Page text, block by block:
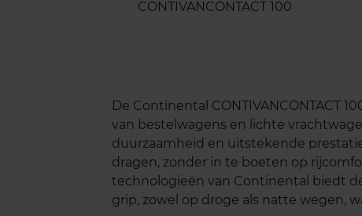
De Continental CONTIVANCONTACT
van bestelwagens en lichte
duurzaamheid en uitstekende
dragen, zonder in te boeten op
technologieën van Continental biedt
grip, zowel op droge als natte wegen,